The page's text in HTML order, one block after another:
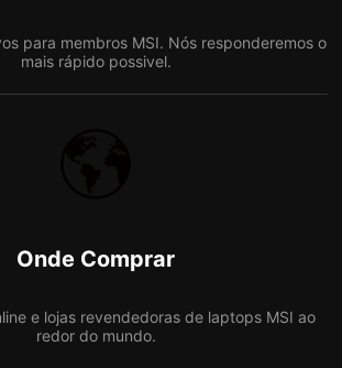
para membros MSI. Nós responderemos o
mais rápido possivel.
Onde Comprar
e lojas revendedoras de laptops MSI ao
redor do mundo.